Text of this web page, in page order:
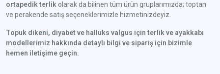
ortapedik terlik olarak da bilinen tüm ürün gruplarımızda; toptan
ve perakende satış seçeneklerimizle hizmetinizdeyiz.
Topuk dikeni, diyabet ve halluks valgus için terlik ve ayakkabı
modellerimiz hakkında detaylı bilgi ve sipariş için bizimle
hemen iletişime geçin.